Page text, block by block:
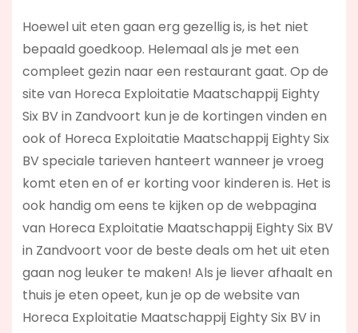
Hoewel uit eten gaan erg gezellig is, is het niet
bepaald goedkoop. Helemaal als je met een
compleet gezin naar een restaurant gaat. Op de
site van Horeca Exploitatie Maatschappij Eighty
Six BV in Zandvoort kun je de kortingen vinden en
ook of Horeca Exploitatie Maatschappij Eighty Six
BV speciale tarieven hanteert wanneer je vroeg
komt eten en of er korting voor kinderen is. Het is
ook handig om eens te kijken op de webpagina
van Horeca Exploitatie Maatschappij Eighty Six BV
in Zandvoort voor de beste deals om het uit eten
gaan nog leuker te maken! Als je liever afhaalt en
thuis je eten opeet, kun je op de website van
Horeca Exploitatie Maatschappij Eighty Six BV in